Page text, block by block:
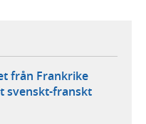
från Frankrike
svenskt-franskt